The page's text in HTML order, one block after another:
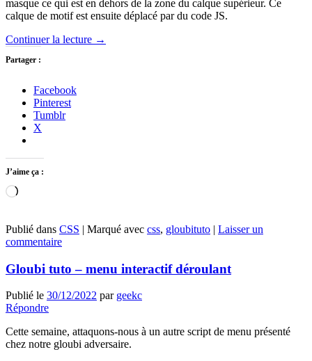
masque ce qui est en dehors de la zone du calque supérieur. Ce
calque de motif est ensuite déplacé par du code JS.
Continuer la lecture →
Partager :
Facebook
Pinterest
Tumblr
X
J’aime ça :
Chargement…
Publié dans CSS | Marqué avec css, gloubituto | Laisser un
commentaire
Gloubi tuto – menu interactif déroulant
Publié le 30/12/2022 par geekc
Répondre
Cette semaine, attaquons-nous à un autre script de menu présenté
chez notre gloubi adversaire.